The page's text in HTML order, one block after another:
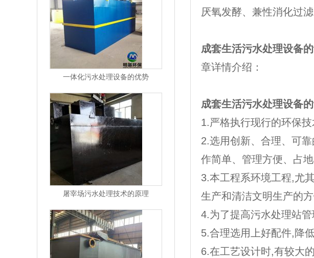
一体化污水处理设备的优势
屠宰场污水处理技术的原理
厌氧发酵、兼性消化过
成套生活污水处理设备
章详情介绍：
成套生活污水处理设备的
1.严格执行现行的环保
2.选用创新、合理、可
作简单、管理方便、占
3.本工程系环境工程,尤
生产和清洁文明生产的
4.为了提高污水处理站
5.合理选用上好配件,降
6.在工艺设计时,有较大